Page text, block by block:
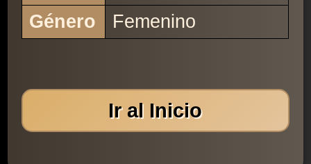
Género
Femenino
Ir al Inicio